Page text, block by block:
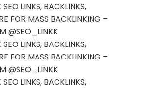
SEO LINKS, BACKLINKS,
FOR MASS BACKLINKING –
@SEO_LINKK
SEO LINKS, BACKLINKS,
FOR MASS BACKLINKING –
@SEO_LINKK
SEO LINKS, BACKLINKS,